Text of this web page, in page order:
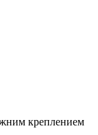
креплением